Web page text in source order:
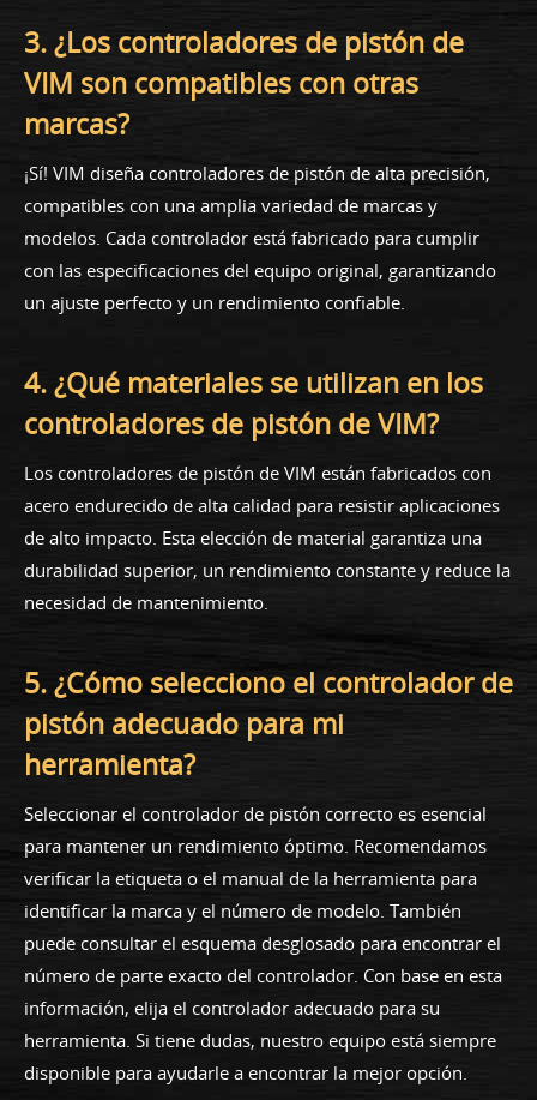
3. ¿Los controladores de pistón de
VIM son compatibles con otras
marcas?
¡Sí! VIM diseña controladores de pistón de alta precisión,
compatibles con una amplia variedad de marcas y
modelos. Cada controlador está fabricado para cumplir
con las especificaciones del equipo original, garantizando
un ajuste perfecto y un rendimiento confiable.
4. ¿Qué materiales se utilizan en los
controladores de pistón de VIM?
Los controladores de pistón de VIM están fabricados con
acero endurecido de alta calidad para resistir aplicaciones
de alto impacto. Esta elección de material garantiza una
durabilidad superior, un rendimiento constante y reduce la
necesidad de mantenimiento.
5. ¿Cómo selecciono el controlador de
pistón adecuado para mi
herramienta?
Seleccionar el controlador de pistón correcto es esencial
para mantener un rendimiento óptimo. Recomendamos
verificar la etiqueta o el manual de la herramienta para
identificar la marca y el número de modelo. También
puede consultar el esquema desglosado para encontrar el
número de parte exacto del controlador. Con base en esta
información, elija el controlador adecuado para su
herramienta. Si tiene dudas, nuestro equipo está siempre
disponible para ayudarle a encontrar la mejor opción.